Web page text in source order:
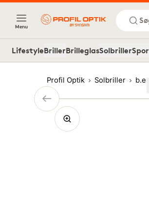
Menu
LifestyleBrillerBrilleglasSolbriller
Profil Optik Solbriller b.e